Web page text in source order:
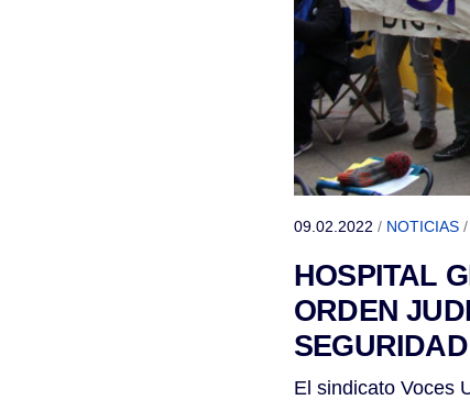
09.02.2022 / NOTICIAS /
HOSPITAL
ORDEN
El sindicato Voces